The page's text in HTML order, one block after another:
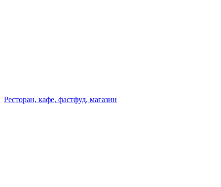
Ресторан, кафе, фастфуд, магазин